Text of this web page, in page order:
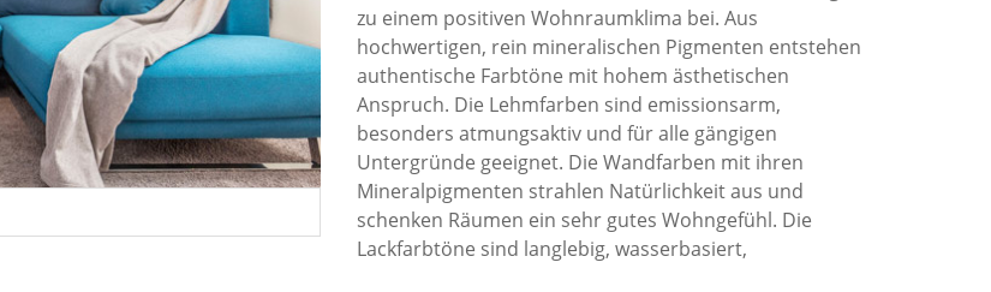
zu einem positiven Wohnraumklima bei. Aus
hochwertigen, rein mineralischen Pigmenten entstehen
authentische Farbtöne mit hohem ästhetischen
Anspruch. Die Lehmfarben sind emissionsarm,
besonders atmungsaktiv und für alle gängigen
Untergründe geeignet. Die Wandfarben mit ihren
Mineralpigmenten strahlen Natürlichkeit aus und
schenken Räumen ein sehr gutes Wohngefühl. Die
Lackfarbtöne sind langlebig, wasserbasiert,